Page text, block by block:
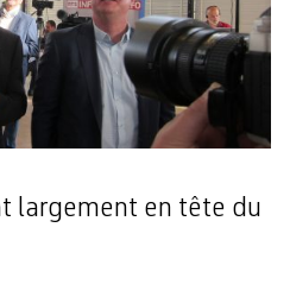
largement en tête du